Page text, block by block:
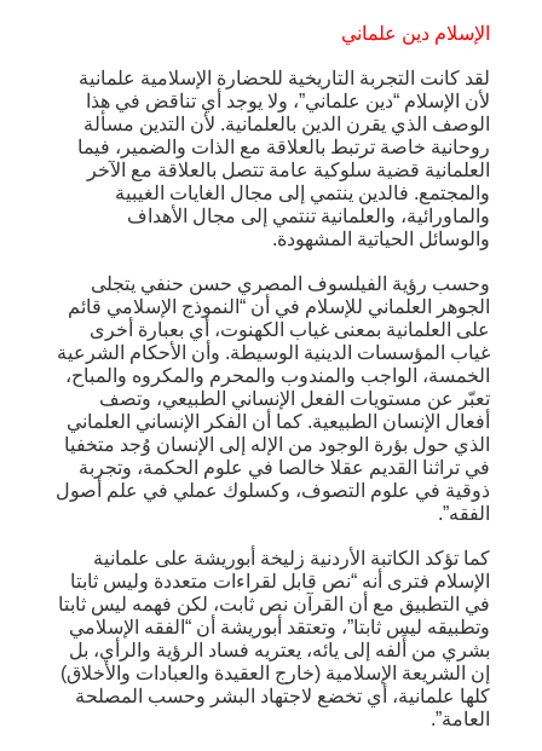
الإسلام دين علماني
لقد كانت التجربة التاريخية للحضارة الإسلامية علمانية
لأن الإسلام “دين علماني”، ولا يوجد أي تناقض في هذا
الوصف الذي يقرن الدين بالعلمانية. لأن التدين مسألة
روحانية خاصة ترتبط بالعلاقة مع الذات والضمير، فيما
العلمانية قضية سلوكية عامة تتصل بالعلاقة مع الآخر
والمجتمع. فالدين ينتمي إلى مجال الغايات الغيبية
والماورائية، والعلمانية تنتمي إلى مجال الأهداف
والوسائل الحياتية المشهودة.
وحسب رؤية الفيلسوف المصري حسن حنفي يتجلى
الجوهر العلماني للإسلام في أن “النموذج الإسلامي قائم
على العلمانية بمعنى غياب الكهنوت، أي بعبارة أخرى
غياب المؤسسات الدينية الوسيطة. وأن الأحكام الشرعية
الخمسة، الواجب والمندوب والمحرم والمكروه والمباح،
تعبّر عن مستويات الفعل الإنساني الطبيعي، وتصف
أفعال الإنسان الطبيعية. كما أن الفكر الإنساني العلماني
الذي حول بؤرة الوجود من الإله إلى الإنسان وُجد متخفيا
في تراثنا القديم عقلا خالصا في علوم الحكمة، وتجربة
ذوقية في علوم التصوف، وكسلوك عملي في علم أصول
الفقه”.
كما تؤكد الكاتبة الأردنية زليخة أبوريشة على علمانية
الإسلام فترى أنه “نص قابل لقراءات متعددة وليس ثابتا
في التطبيق مع أن القرآن نص ثابت، لكن فهمه ليس ثابتا
وتطبيقه ليس ثابتا”، وتعتقد أبوريشة أن “الفقه الإسلامي
بشري من أَلفه إلى يائه، يعتريه فساد الرؤية والرأي، بل
إن الشريعة الإسلامية (خارج العقيدة والعبادات والأخلاق)
كلها علمانية، أي تخضع لاجتهاد البشر وحسب المصلحة
العامة”.